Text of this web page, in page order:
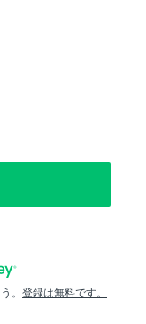
。 登録は無料です。